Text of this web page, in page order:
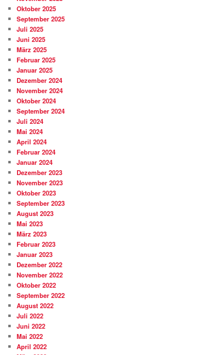
Oktober 2025
September 2025
Juli 2025
Juni 2025
März 2025
Februar 2025
Januar 2025
Dezember 2024
November 2024
Oktober 2024
September 2024
Juli 2024
Mai 2024
April 2024
Februar 2024
Januar 2024
Dezember 2023
November 2023
Oktober 2023
September 2023
August 2023
Mai 2023
März 2023
Februar 2023
Januar 2023
Dezember 2022
November 2022
Oktober 2022
September 2022
August 2022
Juli 2022
Juni 2022
Mai 2022
April 2022